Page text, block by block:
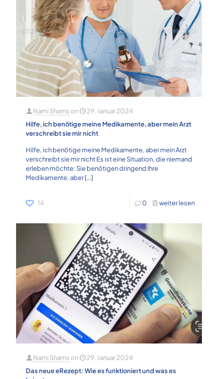
Nami Shams on
29. Januar 2024
Hilfe, ich benötige meine Medikamente, aber mein Arzt
verschreibt sie mir nicht
Hilfe, ich benötige meine Medikamente, aber mein Arzt
verschreibt sie mir nicht Es ist eine Situation, die niemand
erleben möchte: Sie benötigen dringend Ihre
Medikamente, aber[…]
14 0 weiter lesen
Nami Shams on
29. Januar 2024
Das neue eRezept: Wie es funktioniert und was es